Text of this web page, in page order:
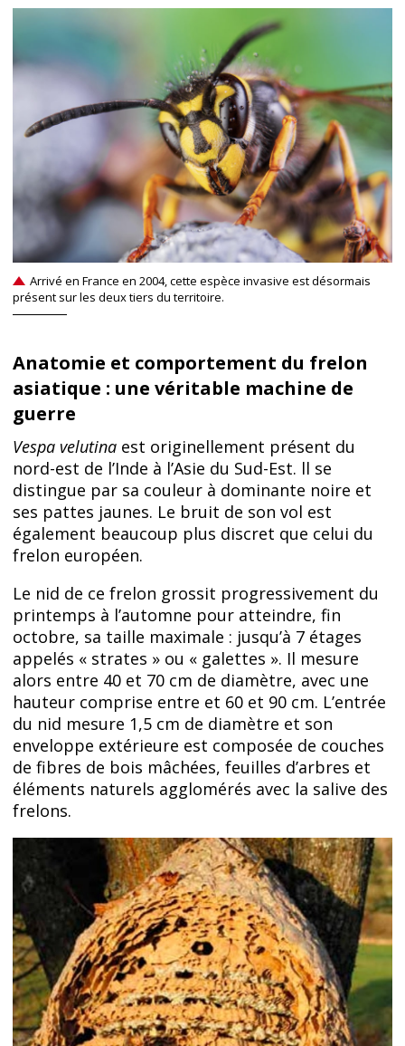
Arrivé en France en 2004, cette espèce invasive est désormais
présent sur les deux tiers du territoire.
Anatomie et comportement du frelon
asiatique : une véritable machine de
guerre
Vespa velutina est originellement présent du
nord-est de l’Inde à l’Asie du Sud-Est. ll se
distingue par sa couleur à dominante noire et
ses pattes jaunes. Le bruit de son vol est
également beaucoup plus discret que celui du
frelon européen.
Le nid de ce frelon grossit progressivement du
printemps à l’automne pour atteindre, fin
octobre, sa taille maximale : jusqu’à 7 étages
appelés « strates » ou « galettes ». Il mesure
alors entre 40 et 70 cm de diamètre, avec une
hauteur comprise entre et 60 et 90 cm. L’entrée
du nid mesure 1,5 cm de diamètre et son
enveloppe extérieure est composée de couches
de fibres de bois mâchées, feuilles d’arbres et
éléments naturels agglomérés avec la salive des
frelons.